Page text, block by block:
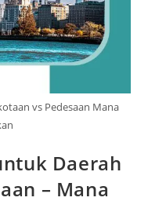
vs Pedesaan Mana
Daerah
– Mana